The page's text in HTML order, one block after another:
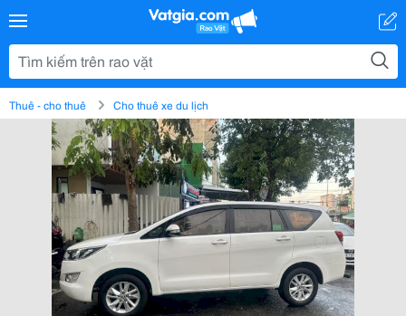
Thuê - cho thuê Cho thuê xe du lịch